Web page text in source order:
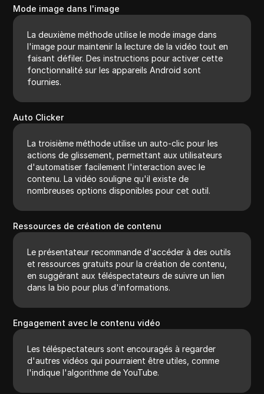
Mode image dans l'image
La deuxième méthode utilise le mode image dans
l'image pour maintenir la lecture de la vidéo tout en
faisant défiler. Des instructions pour activer cette
fonctionnalité sur les appareils Android sont
fournies.
Auto Clicker
La troisième méthode utilise un auto-clic pour les
actions de glissement, permettant aux utilisateurs
d'automatiser facilement l'interaction avec le
contenu. La vidéo souligne qu'il existe de
nombreuses options disponibles pour cet outil.
Ressources de création de contenu
Le présentateur recommande d'accéder à des outils
et ressources gratuits pour la création de contenu,
en suggérant aux téléspectateurs de suivre un lien
dans la bio pour plus d'informations.
Engagement avec le contenu vidéo
Les téléspectateurs sont encouragés à regarder
d'autres vidéos qui pourraient être utiles, comme
l'indique l'algorithme de YouTube.